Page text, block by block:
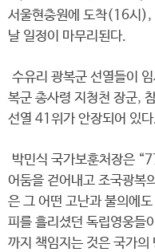
서울현충원에 도착(16시),
날 일정이 마무리된다.
수유리 광복군 선열들이
복군 총사령 지청천 장군,
선열 41위가 안장되어 있
박민식 국가보훈처장은
어둠을 걷어내고 조국광복
은 그 어떤 고난과 불의에
피를 흘리셨던 독립영웅들
까지 책임지는 것은 국가